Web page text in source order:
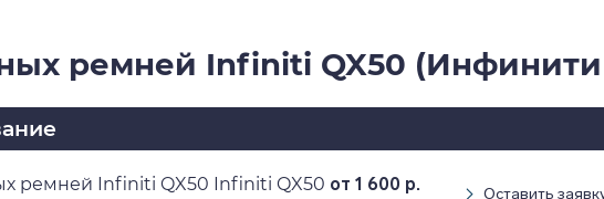
ремней Infiniti QX50 (Инфинити
ремней Infiniti QX50 Infiniti QX50 от 1 600 р. Оставить